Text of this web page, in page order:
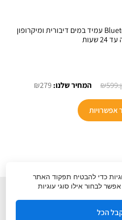
רמקול ANKER אלחוטי Bluetooth עמיד במים דיבורית ומיקרופון
שעות
₪599
המחיר
המקורי
היה:
₪599.
₪279 המחיר
אפשרויות
כדי להבטיח תפקוד האתר
לבחור אילו סוגי עוגיות
הכל